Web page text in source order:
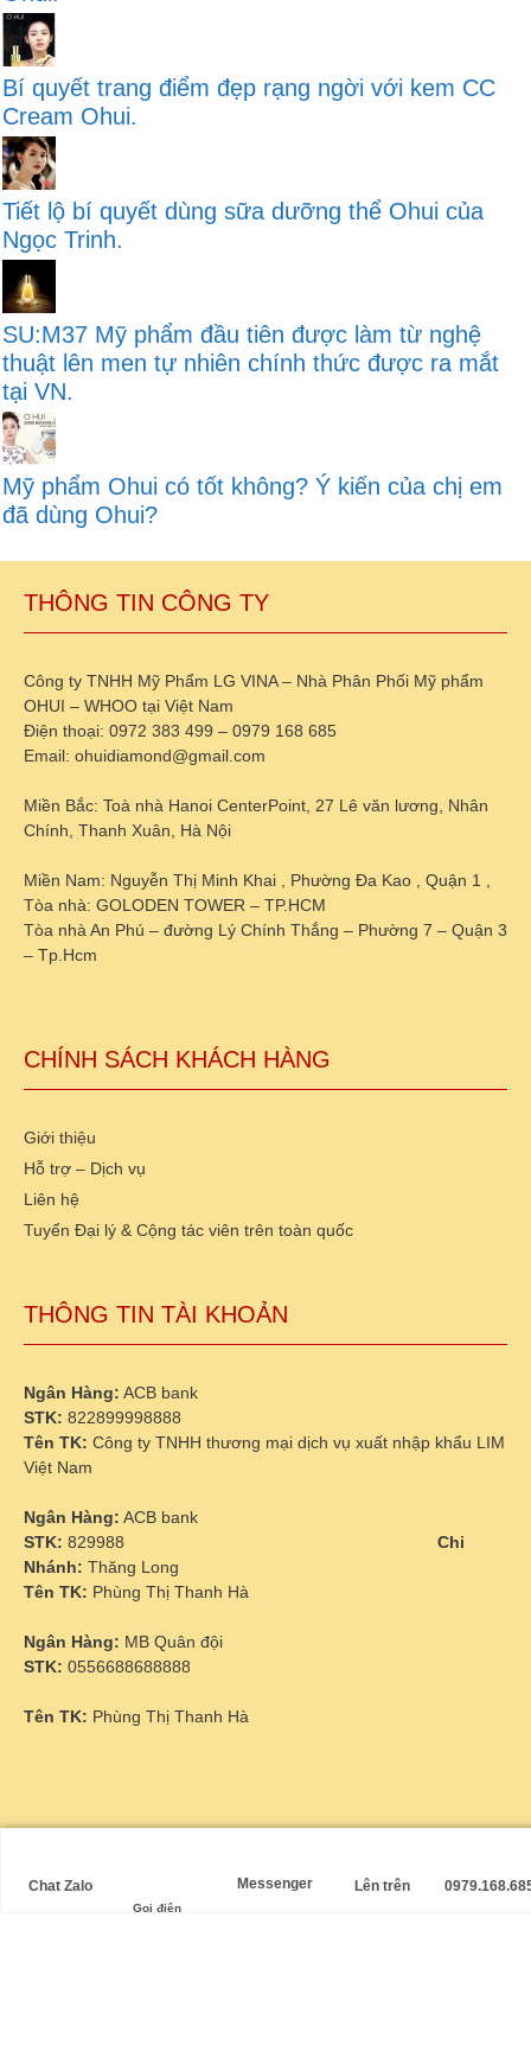
Bí quyết trang điểm đẹp rạng ngời với kem CC
Cream Ohui.
Tiết lộ bí quyết dùng sữa dưỡng thể Ohui của
Ngọc Trinh.
SU:M37 Mỹ phẩm đầu tiên được làm từ nghệ
thuật lên men tự nhiên chính thức được ra mắt
tại VN.
Mỹ phẩm Ohui có tốt không? Ý kiến của chị em
đã dùng Ohui?
THÔNG TIN CÔNG TY
Công ty TNHH Mỹ Phẩm LG VINA – Nhà Phân Phối Mỹ phẩm
OHUI – WHOO tại Việt Nam
Điện thoại: 0972 383 499 – 0979 168 685
Email: ohuidiamond@gmail.com
Miền Bắc: Toà nhà Hanoi CenterPoint, 27 Lê văn lương, Nhân
Chính, Thanh Xuân, Hà Nội
Miền Nam: Nguyễn Thị Minh Khai , Phường Đa Kao , Quận 1 ,
Tòa nhà: GOLODEN TOWER – TP.HCM
Tòa nhà An Phú – đường Lý Chính Thắng – Phường 7 – Quận 3
– Tp.Hcm
CHÍNH SÁCH KHÁCH HÀNG
Giới thiệu
Hỗ trợ – Dịch vụ
Liên hệ
Tuyển Đại lý & Cộng tác viên trên toàn quốc
THÔNG TIN TÀI KHOẢN
Ngân Hàng: ACB bank
STK: 822899998888
Tên TK: Công ty TNHH thương mại dịch vụ xuất nhập khẩu LIM
Việt Nam
Ngân Hàng: ACB bank
STK: 829988 Chi
Nhánh: Thăng Long
Tên TK: Phùng Thị Thanh Hà
Ngân Hàng: MB Quân đội
STK: 0556688688888
Tên TK: Phùng Thị Thanh Hà
Chat Zalo
Gọi điện
Messenger Lên trên